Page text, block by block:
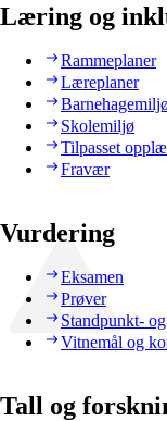
Læring og
Rammeplaner
Læreplaner
Skolemiljø
Tilpasset
Fravær
Vurdering
Eksamen
Prøver
Standpunkt-
Vitnemål og
Tall og